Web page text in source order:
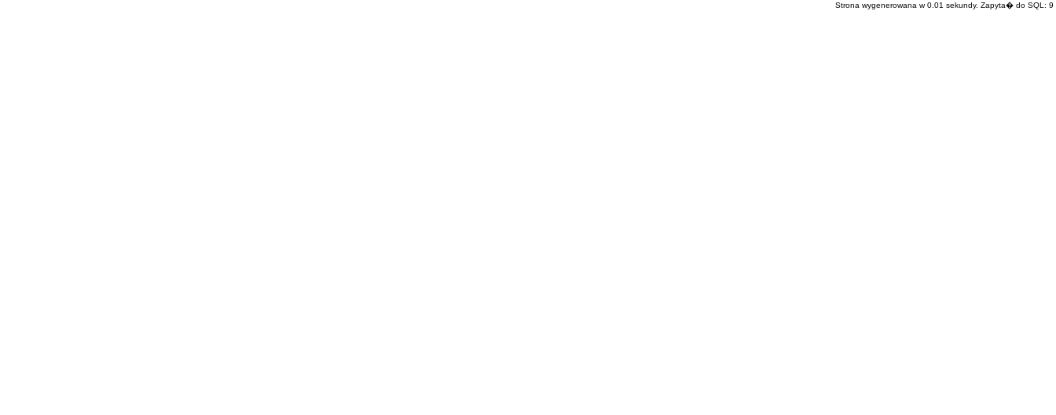
Strona wygenerowana w 0.01 sekundy. Zapyta� do SQL: 9